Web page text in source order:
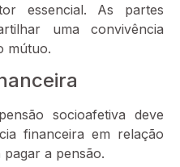
essencial. As partes
uma convivência
mútuo.
socioafetiva deve
financeira em relação
a pensão.